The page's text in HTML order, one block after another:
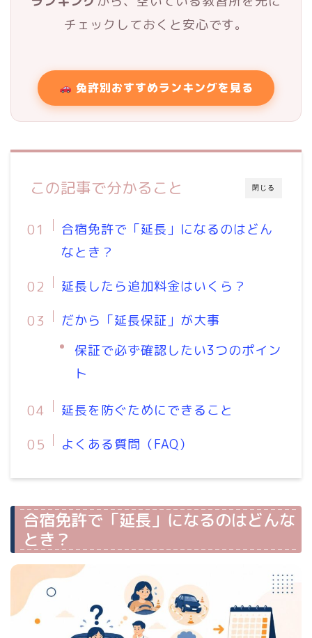
チェックしておくと安心です。
免許別おすすめランキングを見る
閉じる
この記事で分かること
合宿免許で「延長」になるのはどん
なとき？
延長したら追加料金はいくら？
だから「延長保証」が大事
保証で必ず確認したい3つのポイン
ト
延長を防ぐためにできること
よくある質問（FAQ）
合宿免許で「延長」になるのはどんな
とき？